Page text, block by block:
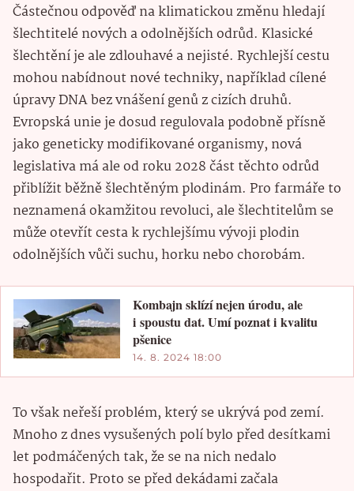
Částečnou odpověď na klimatickou změnu hledají
šlechtitelé nových a odolnějších odrůd. Klasické
šlechtění je ale zdlouhavé a nejisté. Rychlejší cestu
mohou nabídnout nové techniky, například cílené
úpravy DNA bez vnášení genů z cizích druhů.
Evropská unie je dosud regulovala podobně přísně
jako geneticky modifikované organismy, nová
legislativa má ale od roku 2028 část těchto odrůd
přiblížit běžně šlechtěným plodinám. Pro farmáře to
neznamená okamžitou revoluci, ale šlechtitelům se
může otevřít cesta k rychlejšímu vývoji plodin
odolnějších vůči suchu, horku nebo chorobám.
Kombajn sklízí nejen úrodu, ale
i spoustu dat. Umí poznat i kvalitu
pšenice
14. 8. 2024 18:00
To však neřeší problém, který se ukrývá pod zemí.
Mnoho z dnes vysušených polí bylo před desítkami
let podmáčených tak, že se na nich nedalo
hospodařit. Proto se před dekádami začala